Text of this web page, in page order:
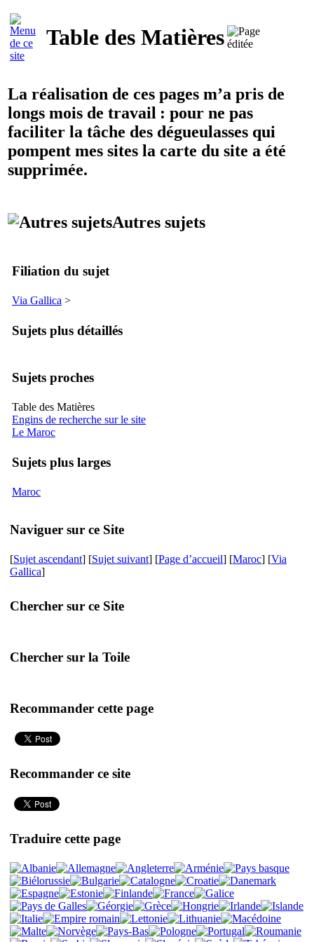
Table des Matières
La réalisation de ces pages m’a pris de
longs mois de travail : pour ne pas
faciliter la tâche des dégueulasses qui
pompent mes sites la carte du site a été
supprimée.
Autres sujets
Filiation du sujet
Via Gallica >
Sujets plus détaillés
Sujets proches
Table des Matières
Engins de recherche sur le site
Le Maroc
Sujets plus larges
Maroc
Naviguer sur ce Site
[Sujet ascendant] [Sujet suivant] [Page d’accueil] [Maroc] [Via
Gallica]
Chercher sur ce Site
Chercher sur la Toile
Recommander cette page
Recommander ce site
Traduire cette page